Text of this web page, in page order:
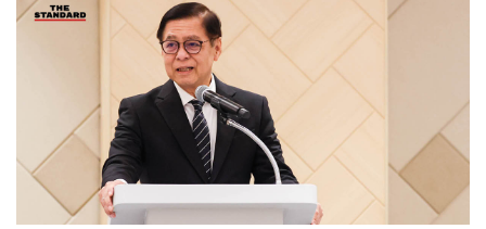
ประชาชนเป็นศูนย์กลาง